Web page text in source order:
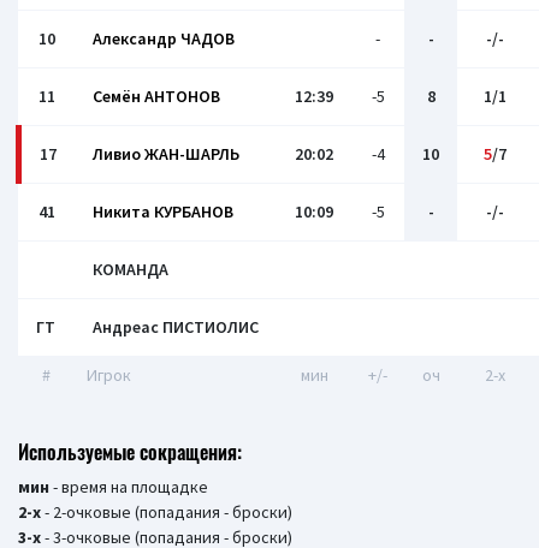
10 Александр ЧАДОВ - - -/-
11 Семён АНТОНОВ 12:39 -5 8 1/1
17 Ливио ЖАН-ШАРЛЬ 20:02 -4 10 5/7
41 Никита КУРБАНОВ 10:09 -5 - -/-
КОМАНДА
ГТ Андреас ПИСТИОЛИС
# Игрок мин +/- оч 2-x
Используемые сокращения:
мин - время на площадке
2-х- 2-очковые (попадания - броски)
3-х- 3-очковые (попадания - броски)